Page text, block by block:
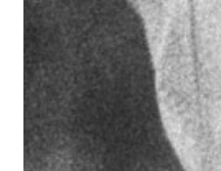
『長嶋茂雄が見たかった。』（集英社刊）